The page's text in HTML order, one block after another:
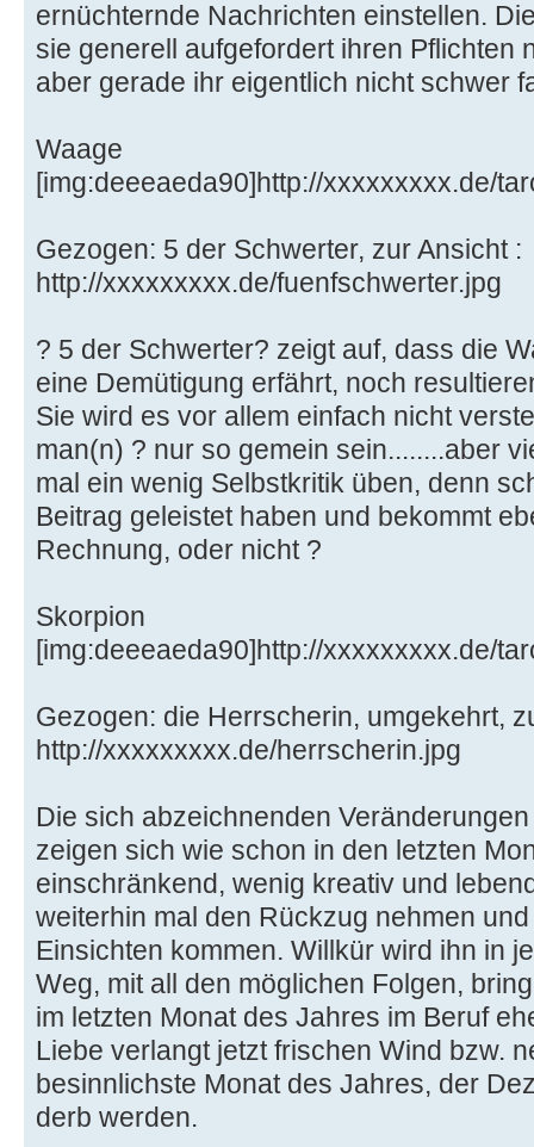
ernüchternde Nachrichten einstellen.
sie generell aufgefordert ihren Pflichten
aber gerade ihr eigentlich nicht schwer
Waage
[img:deeeaeda90]http://xxxxxxxxx.de/
Gezogen: 5 der Schwerter, zur Ansicht :
http://xxxxxxxxx.de/fuenfschwerter.jpg
? 5 der Schwerter? zeigt auf, dass die
eine Demütigung erfährt, noch
Sie wird es vor allem einfach nicht
man(n) ? nur so gemein sein........aber
mal ein wenig Selbstkritik üben, denn
Beitrag geleistet haben und bekommt
Rechnung, oder nicht ?
Skorpion
[img:deeeaeda90]http://xxxxxxxxx.de/
Gezogen: die Herrscherin, umgekehrt,
http://xxxxxxxxx.de/herrscherin.jpg
Die sich abzeichnenden
zeigen sich wie schon in den letzten
einschränkend, wenig kreativ und
weiterhin mal den Rückzug nehmen
Einsichten kommen. Willkür wird ihn in
Weg, mit all den möglichen Folgen,
im letzten Monat des Jahres im Beruf
Liebe verlangt jetzt frischen Wind bzw.
besinnlichste Monat des Jahres, der
derb werden.